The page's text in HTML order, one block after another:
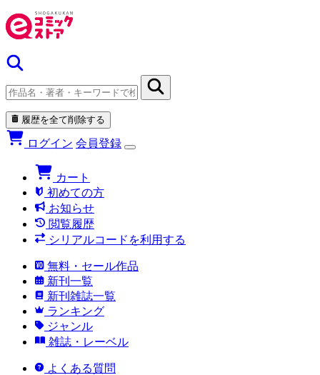
履歴を全て削除する
ログイン 会員登録
カート
初めての方
お知らせ
閲覧履歴
シリアルコードを利用する
無料・セール作品
新刊一覧
新刊雑誌一覧
ランキング
ジャンル
雑誌・レーベル
よくある質問